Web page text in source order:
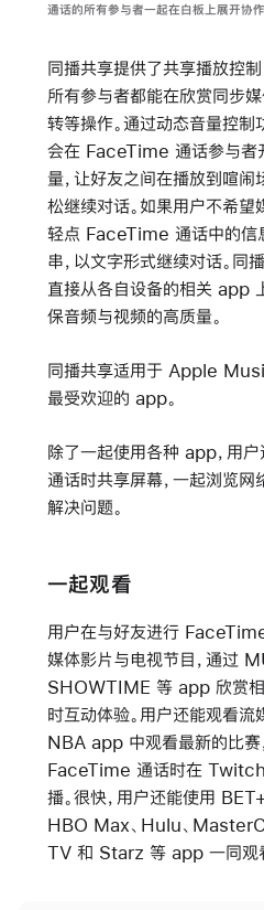
通话的所有参与者一起在白板上展开协作
同播共享提供了共享播放控
所有参与者都能在欣赏同步
转等操作。通过动态音量控制
会在 FaceTime 通话参与者
量，让好友之间在播放到喧
松继续对话。如果用户不希望
轻点 FaceTime 通话中的信
串，以文字形式继续对话。同
直接从各自设备的相关 app
保音频与视频的高质量。
同播共享适用于 Apple
最受欢迎的 app。
除了一起使用各种 app，用
通话时共享屏幕，一起浏览网
解决问题。
一起观看
用户在与好友进行
媒体影片与电视节目，通过
SHOWTIME 等 app 欣赏相
时互动体验。用户还能观看流
NBA app 中观看最新的比赛
FaceTime 通话时在 Twitch
播。很快，用户还能使用
HBO Max、Hulu、
TV 和 Starz 等 app 一同观